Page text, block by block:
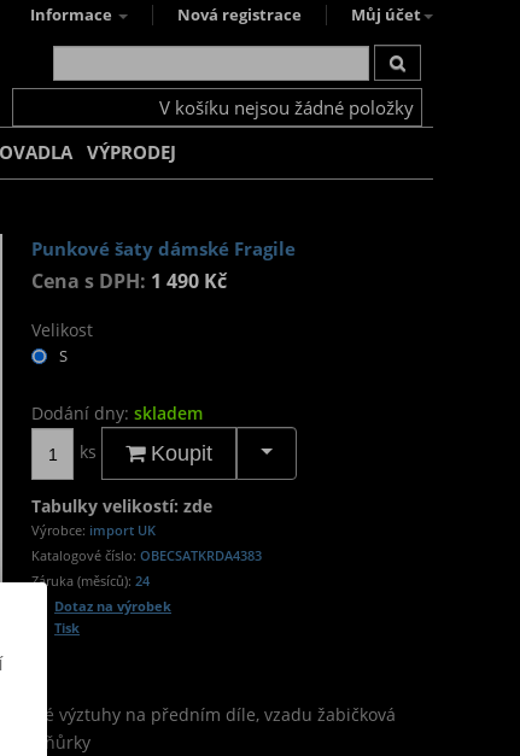
Informace Nová registrace Můj účet
V košíku nejsou žádné položky
VÝPRODEJ
Punkové šaty dámské Fragile
Cena s DPH: 1 490 Kč
Velikost
S
Dodání dny: skladem
ks
Koupit
Tabulky velikostí: zde
Výrobce: import UK
Katalogové číslo: OBECSATKRDA4383
Záruka (měsíců): 24
Dotaz na výrobek
Tisk
výztuhy na předním díle, vzadu žabičková
šňůrky